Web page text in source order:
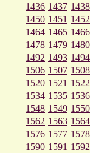
1436 1437 1438
1450 1451 1452
1464 1465 1466
1478 1479 1480
1492 1493 1494
1506 1507 1508
1520 1521 1522
1534 1535 1536
1548 1549 1550
1562 1563 1564
1576 1577 1578
1590 1591 1592